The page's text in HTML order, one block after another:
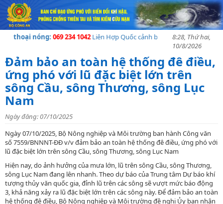
thoại nóng:069 234 1042Liên Hợp Quốc cảnh báo về khủng hoảng
8:28, Thứ hai,
10/8/2026
Đảm bảo an toàn hệ thống đê điều,
ứng phó với lũ đặc biệt lớn trên
sông Cầu, sông Thương, sông Lục
Nam
Ngày đăng: 07/10/2025
Ngày 07/10/2025, Bộ Nông nghiệp và Môi trường ban hành Công văn
số 7559/BNNNT-ĐĐ v/v đảm bảo an toàn hệ thống đê điều, ứng phó với
lũ đặc biệt lớn trên sông Cầu, sông Thương, sông Lục Nam
Hiện nay, do ảnh hưởng của mưa lớn, lũ trên sông Cầu, sông Thương,
sông Lục Nam đang lên nhanh. Theo dự báo của Trung tâm Dự báo khí
tượng thủy văn quốc gia, đỉnh lũ trên các sông sẽ vượt mức báo động
3, khả năng xảy ra lũ đặc biệt lớn trên các sông này. Để đảm bảo an toàn
hệ thống đê điều, Bộ Nông nghiệp và Môi trường đề nghị Ủy ban nhân